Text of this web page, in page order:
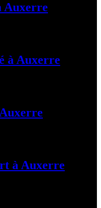
Auxerre
à Auxerre
à Auxerre